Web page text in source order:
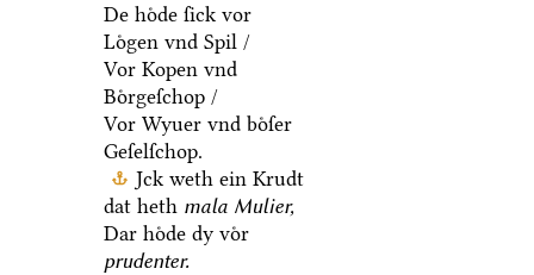
De hoͤde ſick vor
Loͤgen vnd Spil /
Vor Kopen vnd
Boͤrgeſchop /
Vor Wyuer vnd boͤſer
Geſelſchop.
Jck weth ein Krudt
dat heth mala Mulier,
Dar hoͤde dy voͤr
prudenter.